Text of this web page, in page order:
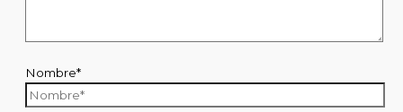
Nombre*